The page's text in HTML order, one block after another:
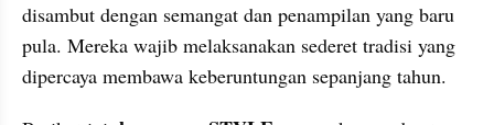
disambut dengan semangat dan penampilan yang baru
pula. Mereka wajib melaksanakan sederet tradisi yang
dipercaya membawa keberuntungan sepanjang tahun.